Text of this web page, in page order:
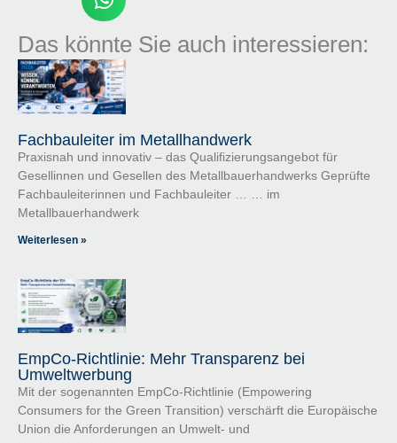
Das könnte Sie auch interessieren:
Fachbauleiter im Metallhandwerk
Praxisnah und innovativ – das Qualifizierungsangebot für
Gesellinnen und Gesellen des Metallbauerhandwerks Geprüfte
Fachbauleiterinnen und Fachbauleiter … … im
Metallbauerhandwerk
Weiterlesen »
EmpCo-Richtlinie: Mehr Transparenz bei
Umweltwerbung
Mit der sogenannten EmpCo-Richtlinie (Empowering
Consumers for the Green Transition) verschärft die Europäische
Union die Anforderungen an Umwelt- und